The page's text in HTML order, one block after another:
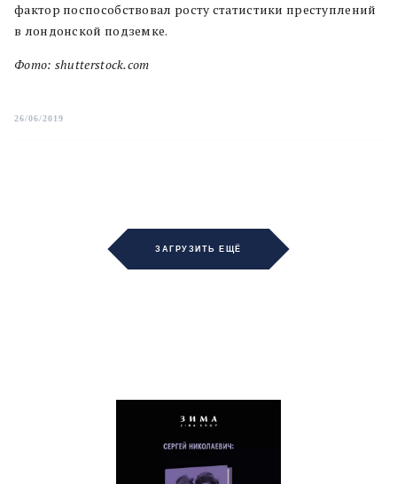
фактор поспособствовал росту статистики преступлений
в лондонской подземке.
Фото: shutterstock.com
26/06/2019
ЗАГРУЗИТЬ ЕЩЁ